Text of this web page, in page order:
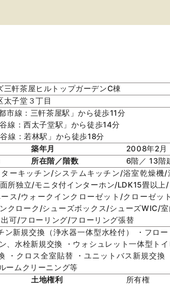
三軒茶屋ヒルトップガーデンC棟
太子堂３丁目
市線：三軒茶屋駅」から徒歩11分
線：西太子堂駅」から徒歩14分
線：若林駅」から徒歩18分
築年月
2008年2月
所在階／階数 6階／ 13階
ーキッチン/システムキッチン/浴室乾燥機/
所独立/モニタ付インターホン/LDK15畳以上
ス/ウォークインクローゼット/クローゼッ
クローク/シューズボックス/シューズWIC/
可/フローリング/フローリング張替
ン新規交換（浄水器一体型水栓付） ・フロ
、水栓新規交換 ・ウォシュレット一体型ト
・クロス全室貼替 ・ユニットバス新規交換
ームクリーニング等
土地権利 所有権